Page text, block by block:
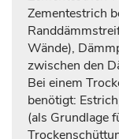
Zementestrich
Wände),
zwischen den
Bei einem
benötigt:
(als Grundlage